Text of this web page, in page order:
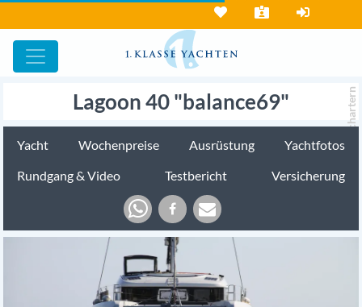
Lagoon 40 "balance69" chartern
Yacht Wochenpreise Ausrüstung
Yachtfotos
Rundgang & Video
Testbericht Versicherung